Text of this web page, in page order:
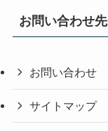
お問い合わせ先
お問い合わせ
サイトマップ